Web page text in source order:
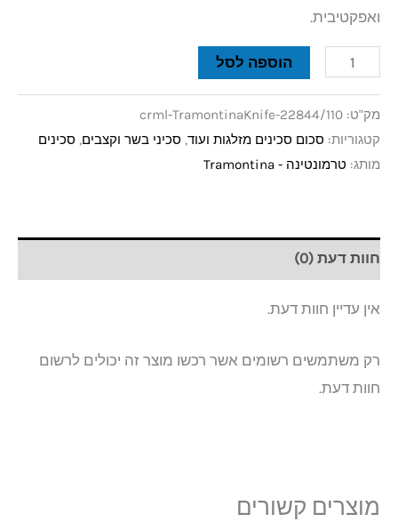
ואפקטיבית.
הוספה לסל
מק"ט: crml-TramontinaKnife-22844/110
קטגוריות: סכום סכינים מזלגות ועוד, סכיני בשר וקצבים, סכינים
מותג: טרמונטינה - Tramontina
חוות דעת (0)
אין עדיין חוות דעת.
רק משתמשים רשומים אשר רכשו מוצר זה יכולים לרשום
חוות דעת.
מוצרים קשורים